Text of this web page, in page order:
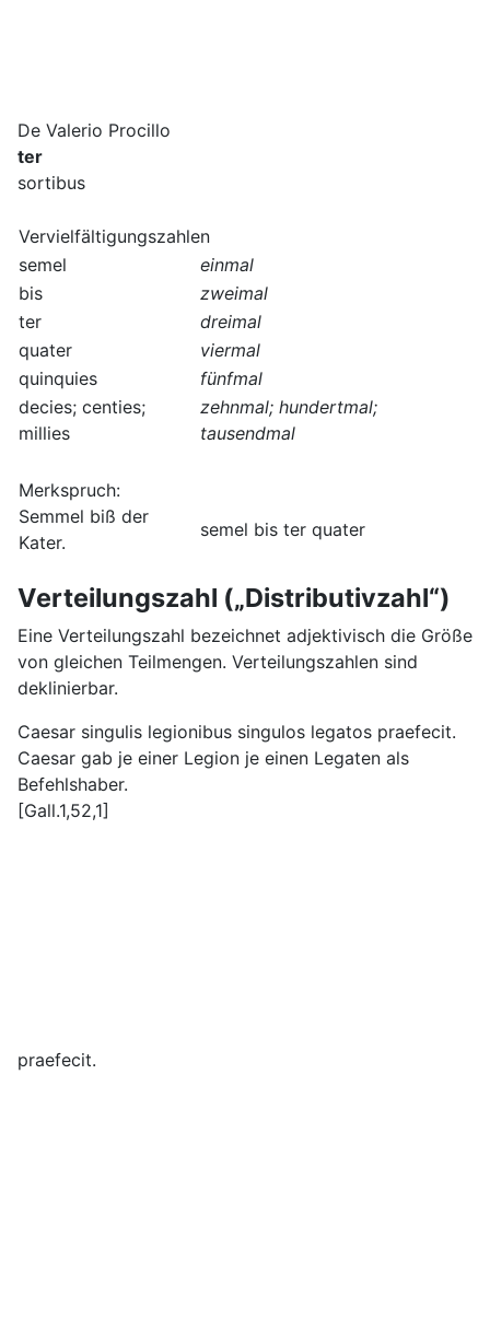
De Valerio Procillo
ter
sortibus
Vervielfältigungszahlen
semel
einmal
bis
zweimal
ter
dreimal
quater
viermal
quinquies
fünfmal
decies; centies;
millies
zehnmal; hundertmal;
tausendmal
Merkspruch:
Semmel biß der
Kater.
semel bis ter quater
Verteilungszahl („Distributivzahl“)
Eine Verteilungszahl bezeichnet adjektivisch die Größe
von gleichen Teilmengen. Verteilungszahlen sind
deklinierbar.
Caesar singulis legionibus singulos legatos praefecit.
Caesar gab je einer Legion je einen Legaten als
Befehlshaber.
[Gall.1,52,1]
praefecit.